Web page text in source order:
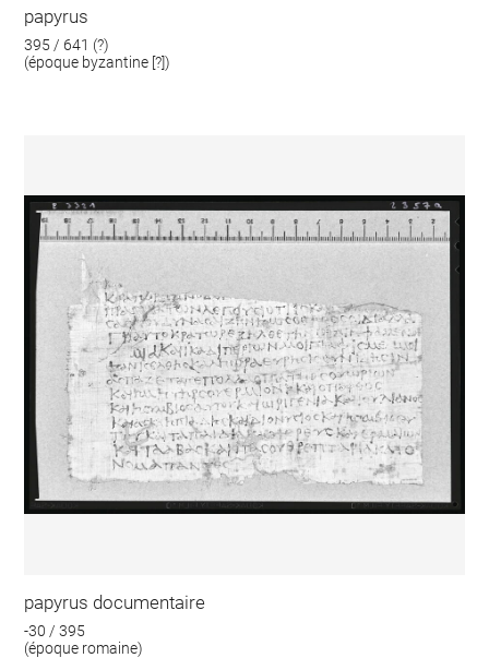
papyrus
395 / 641 (?)
(époque byzantine [?])
papyrus documentaire
-30 / 395
(époque romaine)